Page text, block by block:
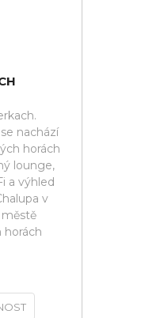
nachází
horách
lounge,
a výhled
v
městě
horách